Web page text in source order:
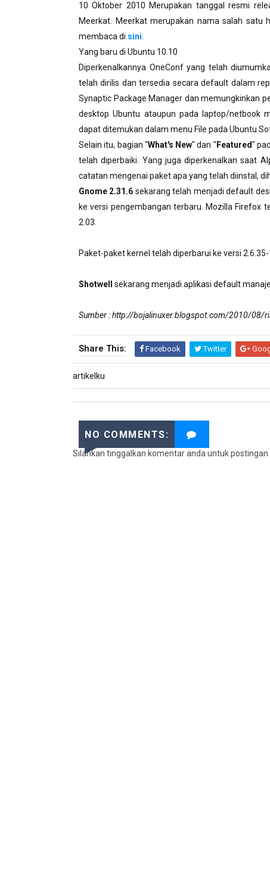
10Oktober 2010 Merupakan tanggal resmi
Meerkat
Meerkat merupakan nama salah satu
membaca di sini
Yang baru di Ubuntu 10.10
Diperkenalkannya OneConfyang telah
telah dirilis dan tersedia secara default dalam
Synaptic Package Manager dan memungkinkan
desktopUbuntu ataupun pada laptop/netbook
dapatditemukan dalam menu File pada Ubuntu
Selain itu, bagian "What's New" dan " Featured"
telah diperbaiki. Yang juga diperkenalkan saat
catatan mengenai paket apa yang telah diinstal,
Gnome 2.31.6 sekarang telah menjadi default
ke versi pengembangan terbaru. Mozilla Firefox
2.03.
Paket-paket kernel telah diperbarui ke versi
Shotwell sekarang menjadi aplikasi default
Sumber : http://bojalinuxer.blogspot.com/2010/08/
Share This: Facebook Twitter
artikelku
NO COMMENTS:
Silahkan tinggalkan komentar anda untuk postingan